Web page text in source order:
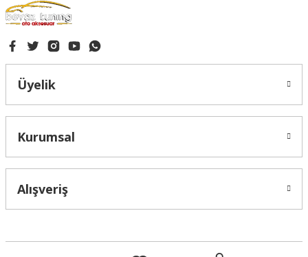
Üyelik
Kurumsal
Alışveriş